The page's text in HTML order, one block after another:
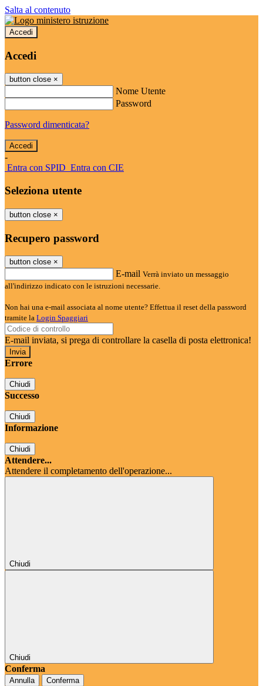
Salta al contenuto
Accedi
Accedi
button close ×
Nome Utente
Password
Password dimenticata?
-
Entra con SPID Entra con CIE
Seleziona utente
button close ×
Recupero password
button close ×
E-mail Verrà inviato un messaggio
all'indirizzo indicato con le istruzioni necessarie.
Non hai una e-mail associata al nome utente? Effettua il reset della password
tramite la Login Spaggiari
E-mail inviata, si prega di controllare la casella di posta elettronica!
Errore
Chiudi
Successo
Chiudi
Informazione
Chiudi
Attendere...
Attendere il completamento dell'operazione...
Chiudi
Chiudi
Conferma
Annulla Conferma